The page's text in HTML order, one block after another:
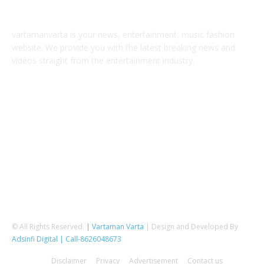
© All Rights Reserved. | Vartaman Varta | Design and Developed By
Adsinfi Digital | Call-8626048673
Disclaimer Privacy Advertisement Contact us